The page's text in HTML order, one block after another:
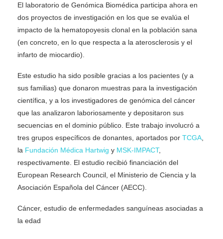
El laboratorio de Genómica Biomédica participa ahora en
dos proyectos de investigación en los que se evalúa el
impacto de la hematopoyesis clonal en la población sana
(en concreto, en lo que respecta a la aterosclerosis y el
infarto de miocardio).
Este estudio ha sido posible gracias a los pacientes (y a
sus familias) que donaron muestras para la investigación
científica, y a los investigadores de genómica del cáncer
que las analizaron laboriosamente y depositaron sus
secuencias en el dominio público. Este trabajo involucró a
tres grupos específicos de donantes, aportados por TCGA
la Fundación Médica Hartwig y MSK-IMPACT,
respectivamente. El estudio recibió financiación del
European Research Council, el Ministerio de Ciencia y la
Asociación Española del Cáncer (AECC).
Cáncer, estudio de enfermedades sanguíneas asociadas a
la edad